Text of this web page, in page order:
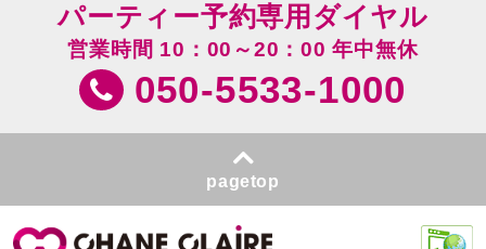
パーティー予約専用ダイヤル
営業時間 10：00～20：00 年中無休
050-5533-1000
pagetop